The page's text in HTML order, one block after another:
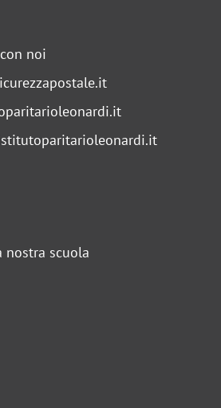
noi
nostra scuola